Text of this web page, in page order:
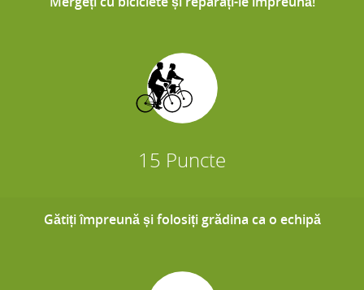
15 Puncte
Gătiți împreună și folosiți grădina ca o echipă